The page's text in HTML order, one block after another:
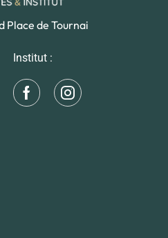
Place de Tournai
Institut :